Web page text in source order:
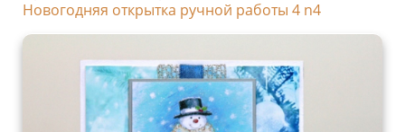
Новогодняя открытка ручной работы 4 n4